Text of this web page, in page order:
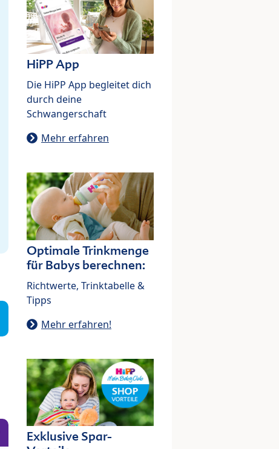
HiPP App
Die HiPP App begleitet dich
durch deine
Schwangerschaft
Mehr erfahren
Optimale Trinkmenge
für Babys berechnen:
Richtwerte, Trinktabelle &
Tipps
Mehr erfahren!
Exklusive Spar-